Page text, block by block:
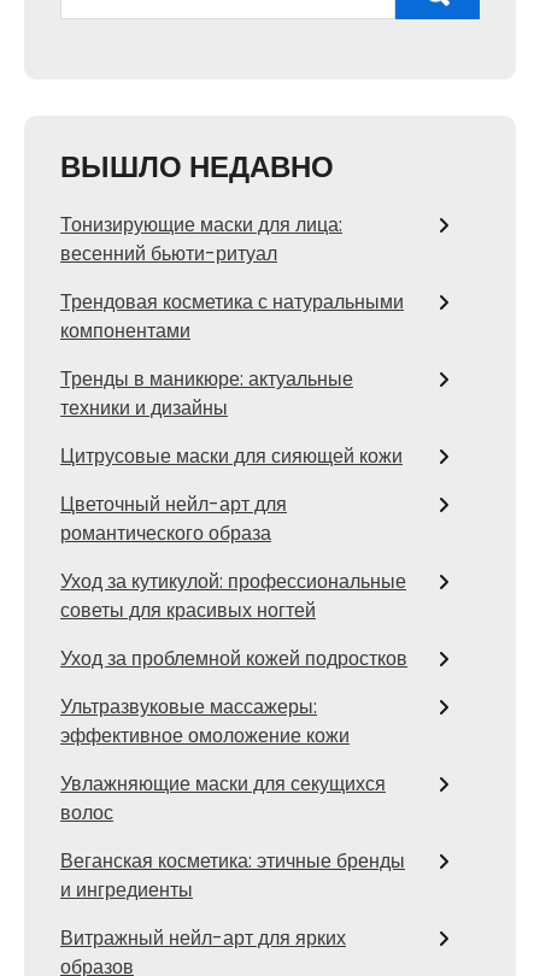
ВЫШЛО НЕДАВНО
Тонизирующие маски для лица:
весенний бьюти-ритуал
Трендовая косметика с натуральными
компонентами
Тренды в маникюре: актуальные
техники и дизайны
Цитрусовые маски для сияющей кожи
Цветочный нейл-арт для
романтического образа
Уход за кутикулой: профессиональные
советы для красивых ногтей
Уход за проблемной кожей подростков
Ультразвуковые массажеры:
эффективное омоложение кожи
Увлажняющие маски для секущихся
волос
Веганская косметика: этичные бренды
и ингредиенты
Витражный нейл-арт для ярких
образов